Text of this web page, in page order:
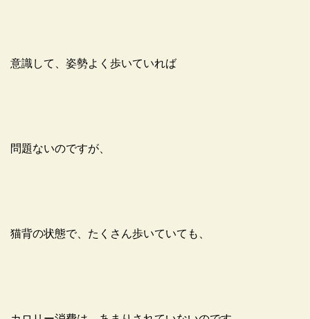
意識して、姿勢よく歩いていれば
問題ないのですが、
猫背の状態で、たくさん歩いていても、